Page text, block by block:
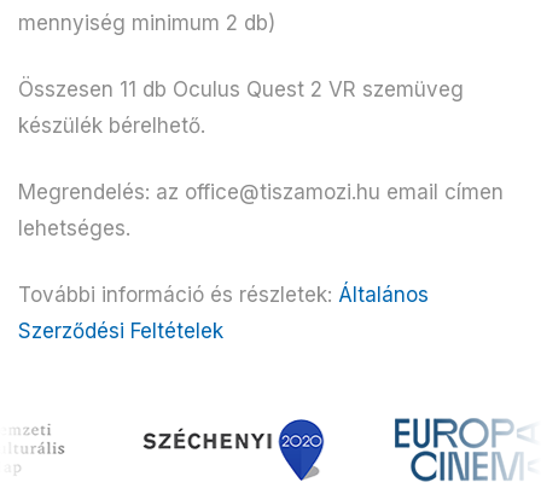
mennyiség minimum 2 db)
Összesen 11 db Oculus Quest 2 VR szemüveg
készülék bérelhető.
Megrendelés: az office@tiszamozi.hu email címen
lehetséges.
További információ és részletek: Általános
Szerződési Feltételek